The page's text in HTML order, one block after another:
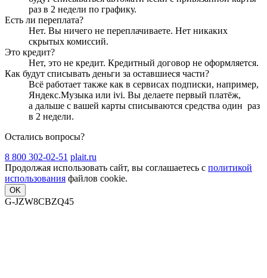
раз в 2 недели по графику.
Есть ли переплата?
Нет. Вы ничего не переплачиваете. Нет никаких
скрытых комиссий.
Это кредит?
Нет, это не кредит. Кредитный договор не оформляется.
Как будут списывать деньги за оставшиеся части?
Всё работает также как в сервисах подписки, например,
Яндекс.Музыка или ivi. Вы делаете первый платёж,
а дальше с вашей карты списываются средства один раз
в 2 недели.
Остались вопросы?
8 800 302-02-51 plait.ru
Продолжая использовать сайт, вы соглашаетесь с политикой
использования файлов cookie.
OK
G-JZW8CBZQ45